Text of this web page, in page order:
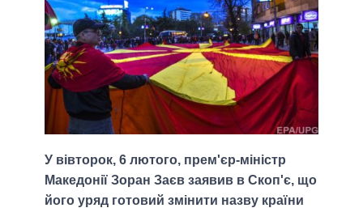
У вівторок, 6 лютого, прем'єр-міністр
Македонії Зоран Заєв заявив в Скоп'є, що
його уряд готовий змінити назву країни